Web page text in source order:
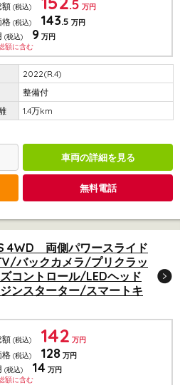
額 (税込) .5 万円
格 (税込) 143.5 万円
(税込) 9 万円
額に含む
2022(R.4)
整備付
1.4万km
車両の詳細を見る
無料電話
4WD 両側パワースライド
バックカメラ/プリクラッ
コントロール/LEDヘッド
ンスターター/スマートキ
額 (税込) 142 万円
格 (税込) 128 万円
(税込) 14 万円
額に含む